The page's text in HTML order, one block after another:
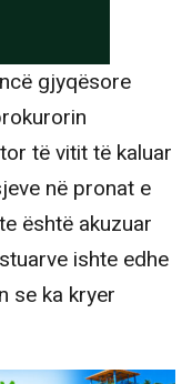
gjyqësore
të vitit të kaluar
në pronat e
është akuzuar
ishte edhe
se ka kryer